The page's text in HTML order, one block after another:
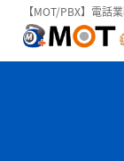
【MOT/PBX】電話